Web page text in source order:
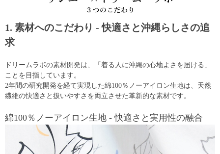
1. 素材へのこだわり - 快適さと沖縄らしさの追
求
ドリームラボの素材開発は、「着る人に沖縄の心地よさを届ける」
ことを目指しています。
2年間の研究開発を経て実現した綿100％ノーアイロン生地は、天然
繊維の快適さと扱いやすさを両立させた革新的な素材です。
綿100％ノーアイロン生地 - 快適さと実用性の融合